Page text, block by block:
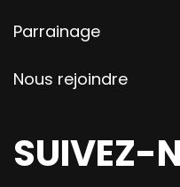
Parrainage
Nous rejoindre
SUIVEZ-